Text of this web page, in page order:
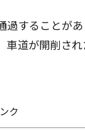
することが
道が開削さ
ク